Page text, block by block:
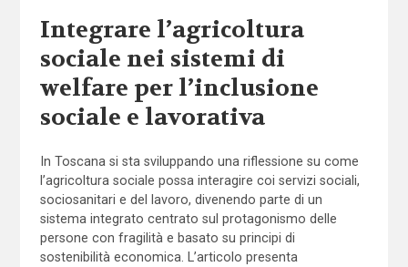
Integrare l’agricoltura
sociale nei sistemi di
welfare per l’inclusione
sociale e lavorativa
In Toscana si sta sviluppando una riflessione su come
l’agricoltura sociale possa interagire coi servizi sociali,
sociosanitari e del lavoro, divenendo parte di un
sistema integrato centrato sul protagonismo delle
persone con fragilità e basato su principi di
sostenibilità economica. L’articolo presenta